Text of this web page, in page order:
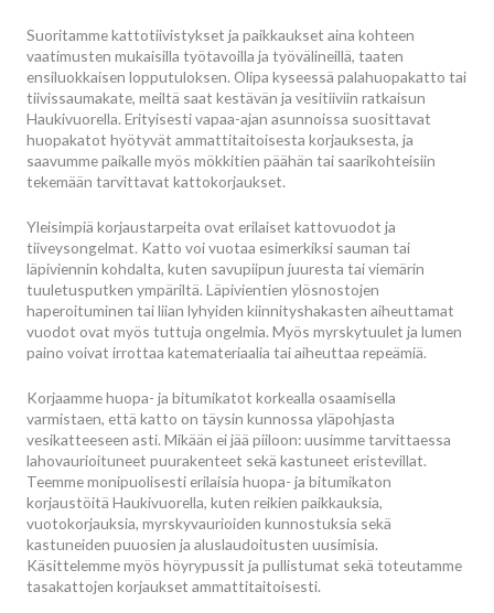
Suoritamme kattotiivistykset ja paikkaukset aina kohteen
vaatimusten mukaisilla työtavoilla ja työvälineillä, taaten
ensiluokkaisen lopputuloksen. Olipa kyseessä palahuopakatto tai
tiivissaumakate, meiltä saat kestävän ja vesitiiviin ratkaisun
Haukivuorella. Erityisesti vapaa-ajan asunnoissa suosittavat
huopakatot hyötyvät ammattitaitoisesta korjauksesta, ja
saavumme paikalle myös mökkitien päähän tai saarikohteisiin
tekemään tarvittavat kattokorjaukset.
Yleisimpiä korjaustarpeita ovat erilaiset kattovuodot ja
tiiveysongelmat. Katto voi vuotaa esimerkiksi sauman tai
läpiviennin kohdalta, kuten savupiipun juuresta tai viemärin
tuuletusputken ympäriltä. Läpivientien ylösnostojen
haperoituminen tai liian lyhyiden kiinnityshakasten aiheuttamat
vuodot ovat myös tuttuja ongelmia. Myös myrskytuulet ja lumen
paino voivat irrottaa katemateriaalia tai aiheuttaa repeämiä.
Korjaamme huopa- ja bitumikatot korkealla osaamisella
varmistaen, että katto on täysin kunnossa yläpohjasta
vesikatteeseen asti. Mikään ei jää piiloon: uusimme tarvittaessa
lahovaurioituneet puurakenteet sekä kastuneet eristevillat.
Teemme monipuolisesti erilaisia huopa- ja bitumikaton
korjaustöitä Haukivuorella, kuten reikien paikkauksia,
vuotokorjauksia, myrskyvaurioiden kunnostuksia sekä
kastuneiden puuosien ja aluslaudoitusten uusimisia.
Käsittelemme myös höyrypussit ja pullistumat sekä toteutamme
tasakattojen korjaukset ammattitaitoisesti.